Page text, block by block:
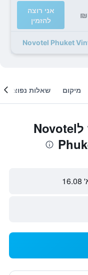
אני רוצה
להזמין
מיקום שאלות נפוצות
המבצעים הטובים ביותר לNovotel